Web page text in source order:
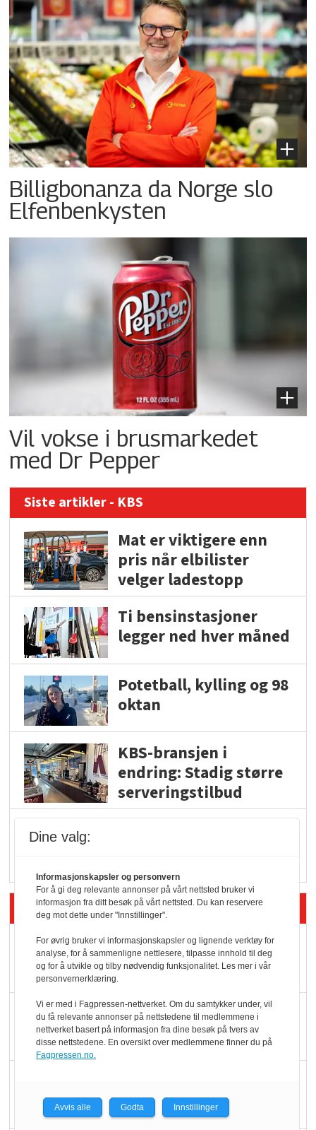
Billigbonanza da Norge slo
Elfenbenkysten
Vil vokse i brusmarkedet
med Dr Pepper
Siste artikler - KBS
Mat er viktigere enn
pris når elbilister
velger ladestopp
Ti bensinstasjoner
legger ned hver måned
Potetball, kylling og 98
oktan
KBS-bransjen i
endring: Stadig større
serveringstilbud
Siste artikler - Butikk i praksis
Rema-flaggskip
dundrer videre
Slik opprettholdes
ølsalget
hyller
Dine valg:
Informasjonskapsler og personvern
For å gi deg relevante annonser på vårt nettsted bruker vi
informasjon fra ditt besøk på vårt nettsted. Du kan reservere
deg mot dette under "Innstillinger".
For øvrig bruker vi informasjonskapsler og lignende verktøy for
analyse, for å sammenligne nettlesere, tilpasse innhold til deg
og for å utvikle og tilby nødvendig funksjonalitet. Les mer i vår
personvernerklæring.
Vi er med i Fagpressen-nettverket. Om du samtykker under, vil
du få relevante annonser på nettstedene til medlemmene i
nettverket basert på informasjon fra dine besøk på tvers av
disse nettstedene. En oversikt over medlemmene finner du på
Fagpressen.no.
Avvis alle Godta Innstillinger